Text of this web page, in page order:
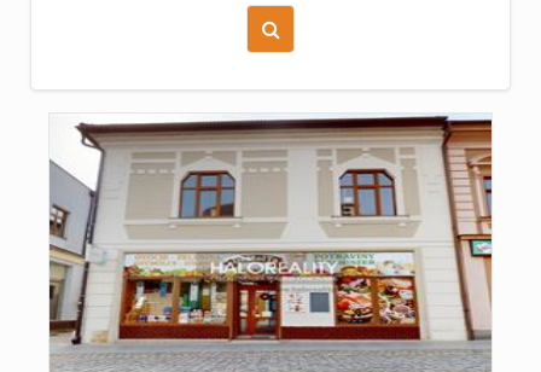
Zoraď podľa času pridania